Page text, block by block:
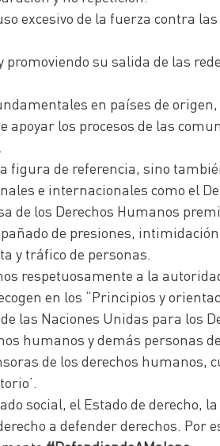
excesivo de la fuerza contra
su salida de las
en países de
apoyar los procesos de las
figura de referencia, sino
e internacionales como el
de los Derechos Humanos
de presiones,
y tráfico de personas.
respetuosamente a la
en los “Principios y
las Naciones Unidas para los
humanos y demás personas
de los derechos humanos,
social, el Estado de derecho,
a defender derechos. Por